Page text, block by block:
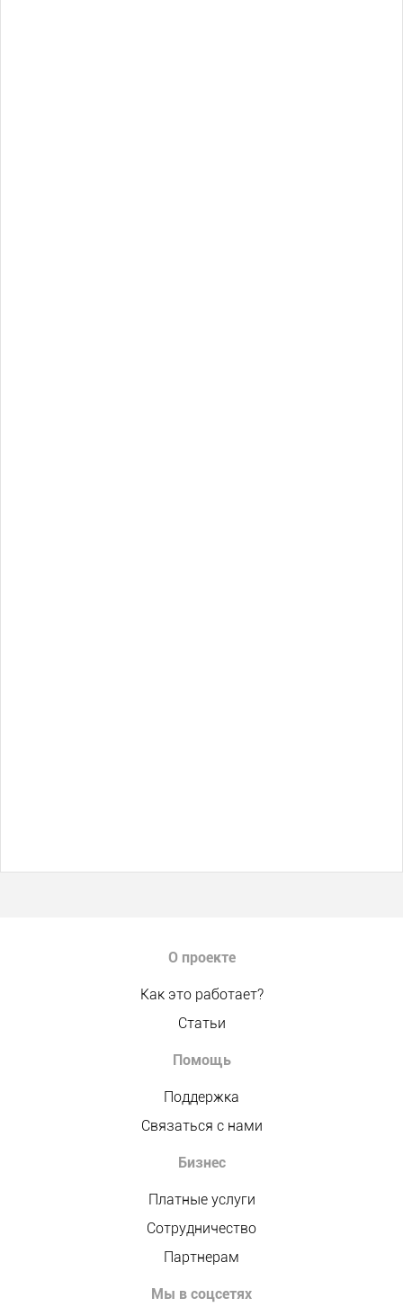
О проекте
Как это работает?
Статьи
Помощь
Поддержка
Связаться с нами
Бизнес
Платные услуги
Сотрудничество
Партнерам
Мы в соцсетях